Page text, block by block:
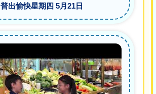
普出愉快星期四 5月21日